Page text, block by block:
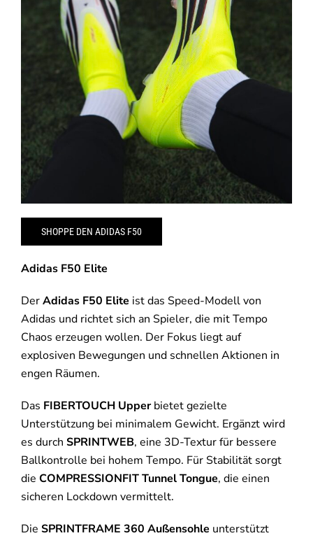
SHOPPE DEN ADIDAS F50
Adidas F50 Elite
DerAdidas F50 Elite ist das Speed-Modell von
Adidas und richtet sich an Spieler, die mit Tempo
Chaos erzeugen wollen. Der Fokus liegt auf
explosiven Bewegungen und schnellen Aktionen in
engen Räumen.
Das FIBERTOUCH Upperbietet gezielte
Unterstützung bei minimalem Gewicht. Ergänzt wird
es durch SPRINTWEB, eine 3D-Textur für bessere
Ballkontrolle bei hohem Tempo. Für Stabilität sorgt
die COMPRESSIONFIT Tunnel Tongue, die einen
sicheren Lockdown vermittelt.
Die SPRINTFRAME 360 Außensohle unterstützt